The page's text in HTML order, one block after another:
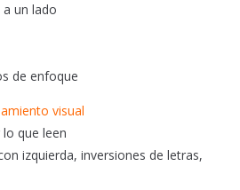
a un lado
de enfoque
visual
que leen
izquierda, inversiones de letras,